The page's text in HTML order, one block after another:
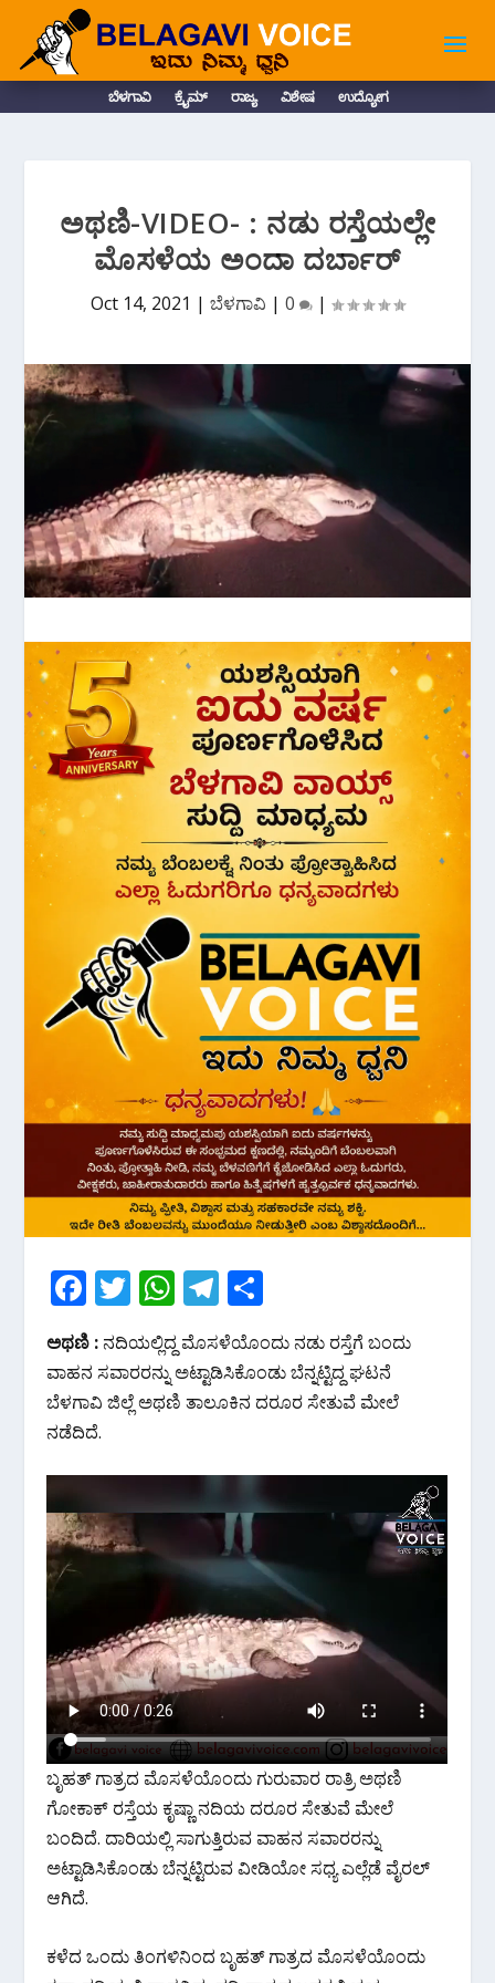
ಬೆಳಗಾವಿ ಕ್ರೈಮ್ ರಾಜ್ಯ ವಿಶೇಷ ಉದ್ಯೋಗ
ಅಥಣಿ-VIDEO- : ನಡು ರಸ್ತೆಯಲ್ಲೇ
ಮೊಸಳೆಯ ಅಂದಾ ದರ್ಬಾರ್
Oct 14, 2021 | ಬೆಳಗಾವಿ | 0 |
F
ac
e
b
o
o
T
w
itt
er
W
h
at
s
p
p
T
el
e
gr
m
h
ar
e
ಅಥಣಿ :ನದಿಯಲ್ಲಿದ್ದ ಮೊಸಳೆಯೊಂದು ನಡು ರಸ್ತೆಗೆ ಬಂದು
ವಾಹನ ಸವಾರರನ್ನು ಅಟ್ಟಾಡಿಸಿಕೊಂಡು ಬೆನ್ನಟ್ಟಿದ್ದ ಘಟನೆ
ಬೆಳಗಾವಿ ಜಿಲ್ಲೆ ಅಥಣಿ ತಾಲೂಕಿನ ದರೂರ ಸೇತುವೆ ಮೇಲೆ‌
ನಡೆದಿದೆ.
ಬೃಹತ್ ಗಾತ್ರದ ಮೊಸಳೆಯೊಂದು ಗುರುವಾರ ರಾತ್ರಿ ಅಥಣಿ
ಗೋಕಾಕ್ ರಸ್ತೆಯ ಕೃಷ್ಣಾ ನದಿಯ ದರೂರ ಸೇತುವೆ ಮೇಲೆ
ಬಂದಿದೆ. ದಾರಿಯಲ್ಲಿ ಸಾಗುತ್ತಿರುವ ವಾಹನ ಸವಾರರನ್ನು
ಅಟ್ಟಾಡಿಸಿಕೊಂಡು ಬೆನ್ನಟ್ಟಿರುವ ವೀಡಿಯೋ ಸಧ್ಯ ಎಲ್ಲೆಡೆ ವೈರಲ್
ಆಗಿದೆ.
ಕಳೆದ ಒಂದು ತಿಂಗಳಿನಿಂದ ಬೃಹತ್ ಗಾತ್ರದ ಮೊಸಳೆಯೊಂದು